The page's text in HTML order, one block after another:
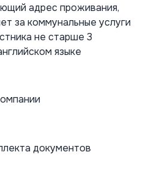
адрес проживания,
за коммунальные услуги
не старше 3
языке
документов